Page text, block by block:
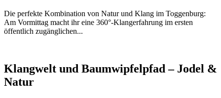
Die perfekte Kombination von Natur und Klang im Toggenburg:
Am Vormittag macht ihr eine 360°-Klangerfahrung im ersten
öffentlich zugänglichen...
Klangwelt und Baumwipfelpfad – Jodel &
Natur